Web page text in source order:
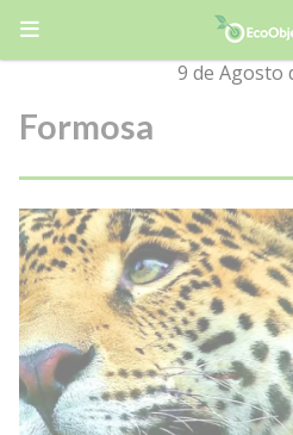
9 de Agosto
Formosa